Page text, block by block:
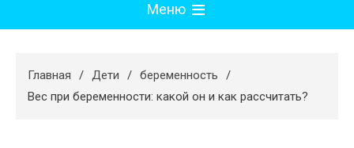
Меню
Худеем
Главная Дети
беременность
Вес при беременности: какой он и как рассчитать?